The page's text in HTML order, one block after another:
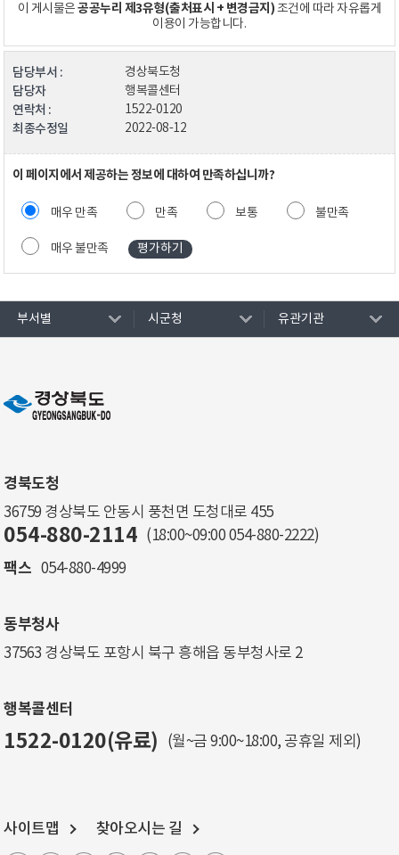
이 게시물은공공누리 제3유형(출처표시 + 변경금지)조건에 따라 자유롭게
이용이 가능합니다.
담당부서 : 경상북도청
담당자 행복콜센터
연락처 : 1522-0120
최종수정일 2022-08-12
이 페이지에서 제공하는 정보에 대하여 만족하십니까?
매우 만족 만족 보통 불만족
매우 불만족
부서별 시군청 유관기관
경북도청
36759 경상북도 안동시 풍천면 도청대로 455
054-880-2114 (18:00~09:00 054-880-2222)
팩스 054-880-4999
동부청사
37563 경상북도 포항시 북구 흥해읍 동부청사로 2
행복콜센터
1522-0120(유료) (월~금 9:00~18:00, 공휴일 제외)
사이트맵 찾아오시는 길